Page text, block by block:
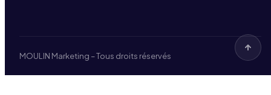
MOULIN Marketing – Tous droits réservés